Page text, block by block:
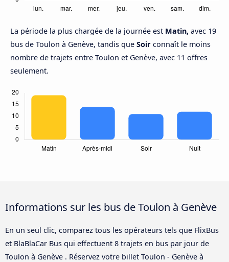
La période la plus chargée de la journée est Matin, avec 19
bus de Toulon à Genève, tandis que Soir connaît le moins
nombre de trajets entre Toulon et Genève, avec 11 offres
seulement.
Informations sur les bus de Toulon à Genève
En un seul clic, comparez tous les opérateurs tels que FlixBus
et BlaBlaCar Bus qui effectuent 8 trajets en bus par jour de
Toulon à Genève . Réservez votre billet Toulon - Genève à